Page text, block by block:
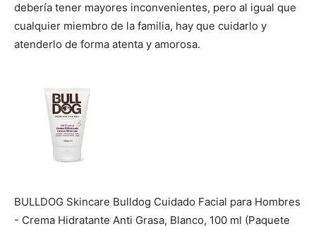
debería tener mayores inconvenientes, pero al igual que
cualquier miembro de la familia, hay que cuidarlo y
atenderlo de forma atenta y amorosa.
BULLDOG Skincare Bulldog Cuidado Facial para Hombres
- Crema Hidratante Anti Grasa, Blanco, 100 ml (Paquete